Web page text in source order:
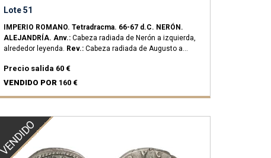
Lote 51
IMPERIO ROMANO. Tetradracma. 66-67 d.C. NERÓN.
ALEJANDRÍA. Anv.: Cabeza radiada de Nerón a izquierda,
alrededor leyenda. Rev.: Cabeza radiada de Augusto a
Precio salida 60 €
VENDIDO POR 160 €
VENDIDO